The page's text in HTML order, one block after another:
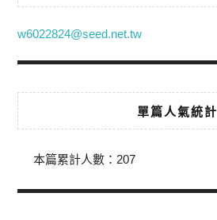
w6022824@seed.net.tw
單篇人氣統計
本篇累計人數： 207